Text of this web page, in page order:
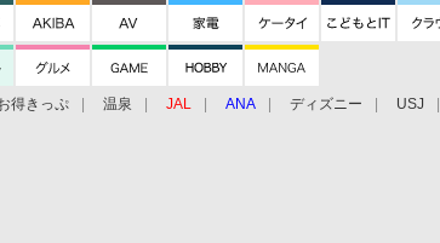
得きっぷ 温泉 JAL ANA ディズニー USJ